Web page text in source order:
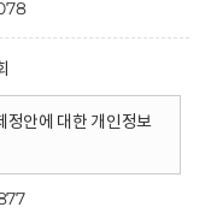
정안에 대한 개인정보